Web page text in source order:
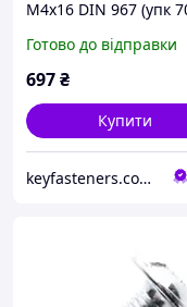
М4х16 DIN 967 (упк
Готово до відправки
697₴
Купити
keyfasteners.com.ua